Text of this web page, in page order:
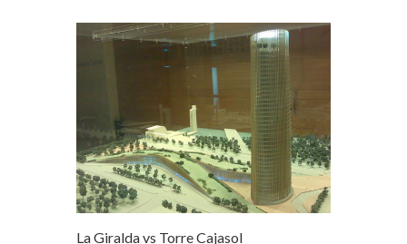
La Giralda vs Torre Cajasol